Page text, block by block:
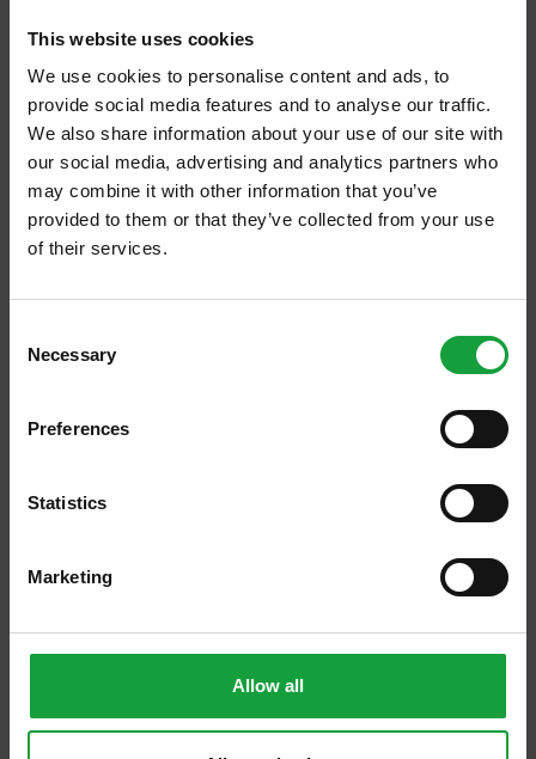
This website uses cookies
We use cookies to personalise content and ads, to
provide social media features and to analyse our traffic.
We also share information about your use of our site with
our social media, advertising and analytics partners who
may combine it with other information that you’ve
provided to them or that they’ve collected from your use
of their services.
Selection
Necessary
Preferences
Statistics
Marketing
Allow all
PER LO SFORMATINO 600g di buon enrico
(spinacio selvatico) 100g di patata lessata
un uovo intero + un tuorlo 50g di panna
fresca […]
ISCRIVITI ALLA NEWSLETTER
Resta aggiornato su tutte le ultime novita nel campo